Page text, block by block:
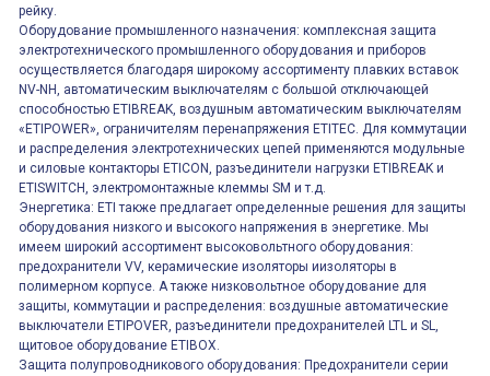
рейку.
Оборудование промышленного назначения: комплексная защита
электротехнического промышленного оборудования и приборов
осуществляется благодаря широкому ассортименту плавких вставок
NV-NH, автоматическим выключателям с большой отключающей
способностью ETIBREAK, воздушным автоматическим выключателям
«ETIPOWER», ограничителям перенапряжения ETITEC. Для коммутации
и распределения электротехнических цепей применяются модульные
и силовые контакторы ETICON, разъединители нагрузки ETIBREAK и
ETISWITCH, электромонтажные клеммы SM и т.д.
Энергетика: ETI также предлагает определенные решения для защиты
оборудования низкого и высокого напряжения в энергетике. Мы
имеем широкий ассортимент высоковольтного оборудования:
предохранители VV, керамические изоляторы иизоляторы в
полимерном корпусе. А также низковольтное оборудование для
защиты, коммутации и распределения: воздушные автоматические
выключатели ETIPOVER, разъединители предохранителей LTL и SL,
щитовое оборудование ETIBOX.
Защита полупроводникового оборудования: Предохранители серии